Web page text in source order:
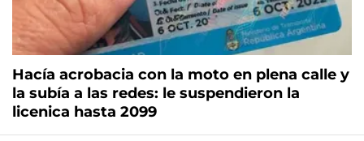
Hacía acrobacia con la moto en plena calle y
la subía a las redes: le suspendieron la
licenica hasta 2099